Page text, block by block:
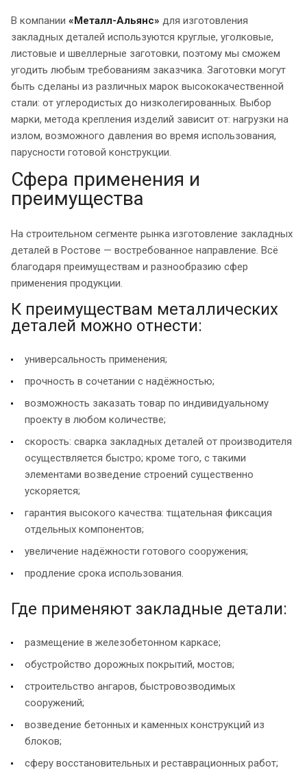
В компании «Металл-Альянс» для изготовления
закладных деталей используются круглые, уголковые,
листовые и швеллерные заготовки, поэтому мы сможем
угодить любым требованиям заказчика. Заготовки могут
быть сделаны из различных марок высококачественной
стали: от углеродистых до низколегированных. Выбор
марки, метода крепления изделий зависит от: нагрузки на
излом, возможного давления во время использования,
парусности готовой конструкции.
Сфера применения и
преимущества
На строительном сегменте рынка изготовление закладных
деталей в Ростове — востребованное направление. Всё
благодаря преимуществам и разнообразию сфер
применения продукции.
К преимуществам металлических
деталей можно отнести:
универсальность применения;
прочность в сочетании с надёжностью;
возможность заказать товар по индивидуальному
проекту в любом количестве;
скорость: сварка закладных деталей от производителя
осуществляется быстро; кроме того, с такими
элементами возведение строений существенно
ускоряется;
гарантия высокого качества: тщательная фиксация
отдельных компонентов;
увеличение надёжности готового сооружения;
продление срока использования.
Где применяют закладные детали:
размещение в железобетонном каркасе;
обустройство дорожных покрытий, мостов;
строительство ангаров, быстровозводимых
сооружений;
возведение бетонных и каменных конструкций из
блоков;
сферу восстановительных и реставрационных работ;